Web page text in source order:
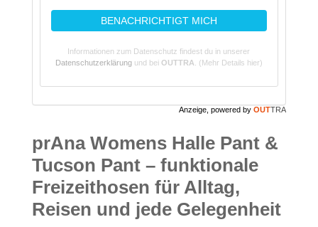
BENACHRICHTIGT MICH
Informationen zum Datenschutz findest du in unserer
Datenschutzerklärungund bei OUTTRA (Mehr Details hier)
Anzeige, powered byOUTTRA
prAna Womens Halle Pant &
Tucson Pant – funktionale
Freizeithosen für Alltag,
Reisen und jede Gelegenheit